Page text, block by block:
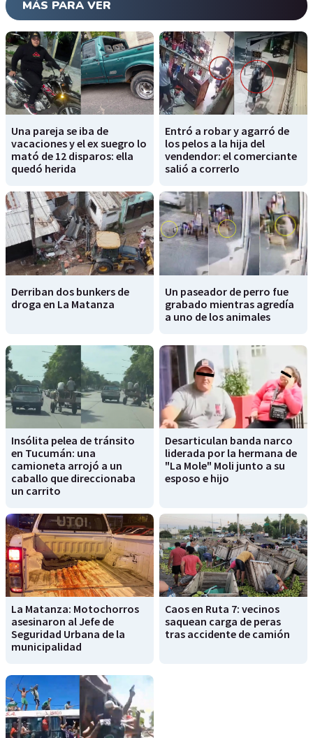
MÁS PARA VER
Una pareja se iba de
vacaciones y el ex suegro lo
mató de 12 disparos: ella
quedó herida
Entró a robar y agarró de
los pelos a la hija del
vendendor: el comerciante
salió a correrlo
Derriban dos bunkers de
droga en La Matanza
Un paseador de perro fue
grabado mientras agredía
a uno de los animales
Insólita pelea de tránsito
en Tucumán: una
camioneta arrojó a un
caballo que direccionaba
un carrito
Desarticulan banda narco
liderada por la hermana de
"La Mole" Moli junto a su
esposo e hijo
La Matanza: Motochorros
asesinaron al Jefe de
Seguridad Urbana de la
municipalidad
Caos en Ruta 7: vecinos
saquean carga de peras
tras accidente de camión